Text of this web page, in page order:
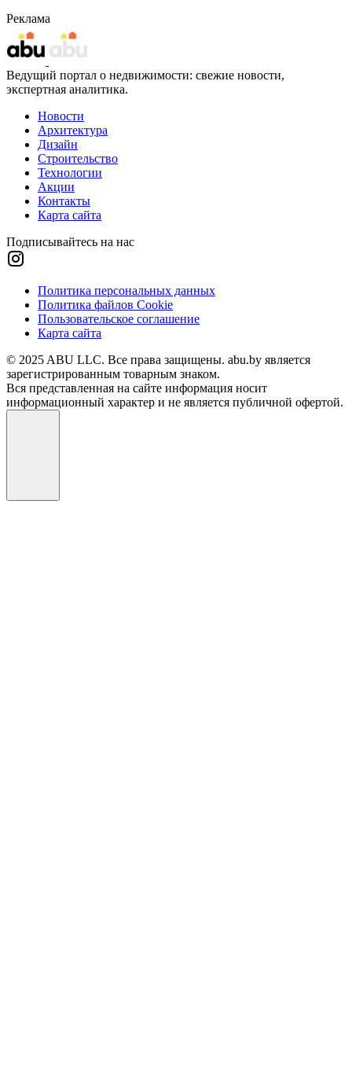
Реклама
Ведущий портал о недвижимости: свежие новости,
экспертная аналитика.
Новости
Архитектура
Дизайн
Строительство
Технологии
Акции
Контакты
Карта сайта
Подписывайтесь на нас
Политика персональных данных
Политика файлов Cookie
Пользовательское соглашение
Карта сайта
© 2025 ABU LLC. Все права защищены. abu.by является
зарегистрированным товарным знаком.
Вся представленная на сайте информация носит
информационный характер и не является публичной офертой.